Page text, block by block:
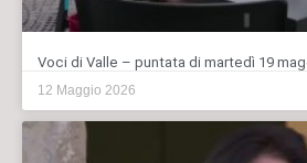
Voci di Valle – puntata di martedì 19
12 Maggio 2026